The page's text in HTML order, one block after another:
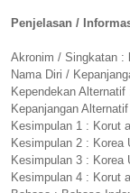
Penjelasan /
Akronim / Singkatan :
Nama Diri /
Kependekan Alternatif
Kepanjangan
Kesimpulan 1 : Korut
Kesimpulan 2 : Korea
Kesimpulan 3 : Korea
Kesimpulan 4 : Korut